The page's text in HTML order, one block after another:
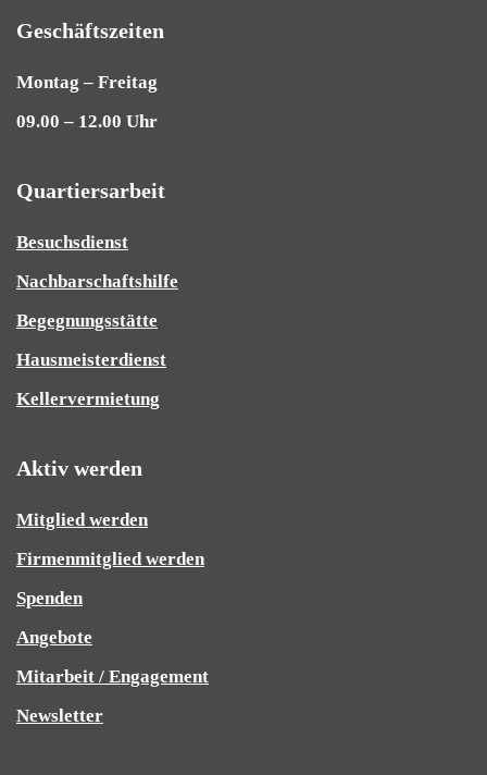
Geschäftszeiten
Montag – Freitag
09.00 – 12.00 Uhr
Quartiersarbeit
Besuchsdienst
Nachbarschaftshilfe
Begegnungsstätte
Hausmeisterdienst
Kellervermietung
Aktiv werden
Mitglied werden
Firmenmitglied werden
Spenden
Angebote
Mitarbeit / Engagement
Newsletter